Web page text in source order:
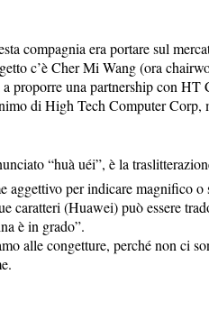
compagnia era portare sul
c’è Cher Mi Wang (ora
proporre una partnership con
di High Tech Computer Corp,
“huà uéi”, è la
aggettivo per indicare magnifico
caratteri (Huawei) può essere
è in grado”.
alle congetture, perché non ci